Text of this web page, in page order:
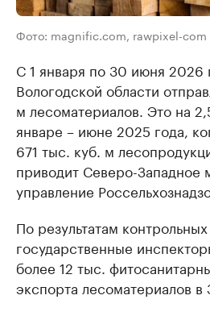
Фото: magnific.com, rawpixel-com
С 1 января по 30 июня 2026
Вологодской области
м лесоматериалов. Это на
январе – июне 2025 года,
671 тыс. куб. м
приводит Северо-Западное
управление
По результатам
государственные
более 12 тыс.
экспорта лесоматериалов